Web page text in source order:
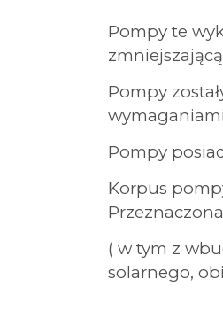
Pompy te
zmniejszającą
Pompy
Pompy
Korpus
( w tym z
solarnego,